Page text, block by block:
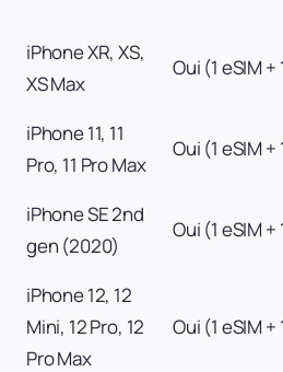
iPhone XR, XS,
XS Max
Oui (1 eSIM
iPhone 11, 11
Pro, 11 Pro Max
Oui (1 eSIM
iPhone SE 2nd
gen (2020)
Oui (1 eSIM
iPhone 12, 12
Mini, 12 Pro, 12
Pro Max
Oui (1 eSIM